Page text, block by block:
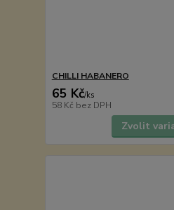
CHILLI HABANERO
65 Kč/ks
58 Kč bez DPH
Zvolit